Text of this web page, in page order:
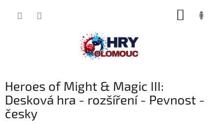
Heroes of Might & Magic III:
Desková hra - rozšíření - Pevnost -
česky